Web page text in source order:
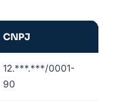
CNPJ
12.***.***/0001-
90